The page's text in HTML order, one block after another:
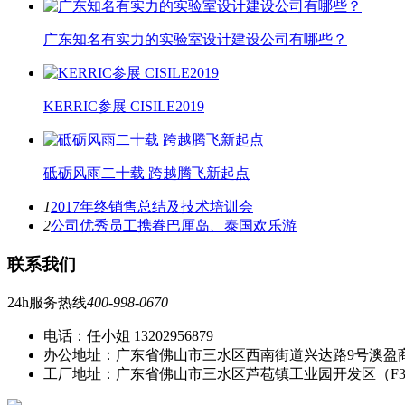
广东知名有实力的实验室设计建设公司有哪些？
KERRIC参展 CISILE2019
砥砺风雨二十载 跨越腾飞新起点
12017年终销售总结及技术培训会
2公司优秀员工携眷巴厘岛、泰国欢乐游
联系我们
24h服务热线400-998-0670
电话：任小姐 13202956879
办公地址：广东省佛山市三水区西南街道兴达路9号澳盈
工厂地址：广东省佛山市三水区芦苞镇工业园开发区（F3